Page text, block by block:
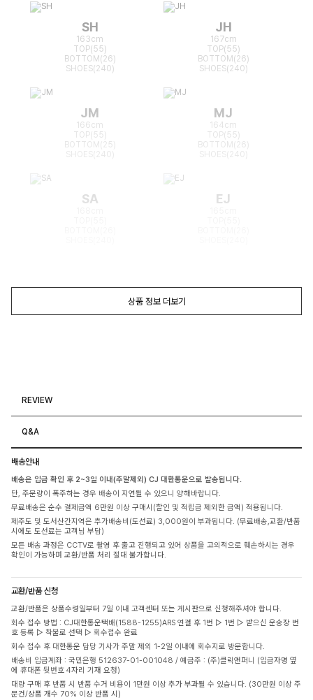
SH
163cm
TOP(55)
BOTTOM(26)
SHOES(240)
JH
167cm
TOP(55)
BOTTOM(26)
SHOES(240)
JM
166cm
TOP(55)
BOTTOM(25)
MJ
164cm
TOP(55)
BOTTOM(26)
SA EJ
상품 정보 더보기
REVIEW
Q&A
배송안내
배송은 입금 확인 후 2~3일 이내(주말제외) CJ 대한통운으로 발송됩니다.
단, 주문량이 폭주하는 경우 배송이 지연될 수 있으니 양해바랍니다.
무료배송은 순수 결제금액 6만원 이상 구매시(할인 및 적립금 제외한 금액) 적용됩니다.
제주도 및 도서산간지역은 추가배송비(도선료) 3,000원이 부과됩니다. (무료배송,교환/반품
시에도 도선료는 고객님 부담)
모든 배송 과정은 CCTV로 촬영 후 출고 진행되고 있어 상품을 고의적으로 훼손하시는 경우
확인이 가능하며 교환/반품 처리 절대 불가합니다.
교환/반품 신청
교환/반품은 상품수령일부터 7일 이내 고객센터 또는 게시판으로 신청해주셔야 합니다.
회수 접수 방법 : CJ대한통운택배(1588-1255)ARS 연결 후 1번 ▷ 1번 ▷ 받으신 운송장 번
호 등록 ▷ 착불로 선택 ▷ 회수접수 완료
회수 접수 후 대한통운 담당 기사가 주말 제외 1-2일 이내에 회수지로 방문합니다.
배송비 입금계좌 : 국민은행 512637-01-001048 / 예금주 : (주)클릭앤퍼니 (입금자명 옆
에 휴대폰 뒷번호 4자리 기재 요청)
대량 구매 후 반품 시 반품 수거 비용이 1만원 이상 추가 부과될 수 있습니다. (30만원 이상 주
문건/상품 개수 70% 이상 반품 시)